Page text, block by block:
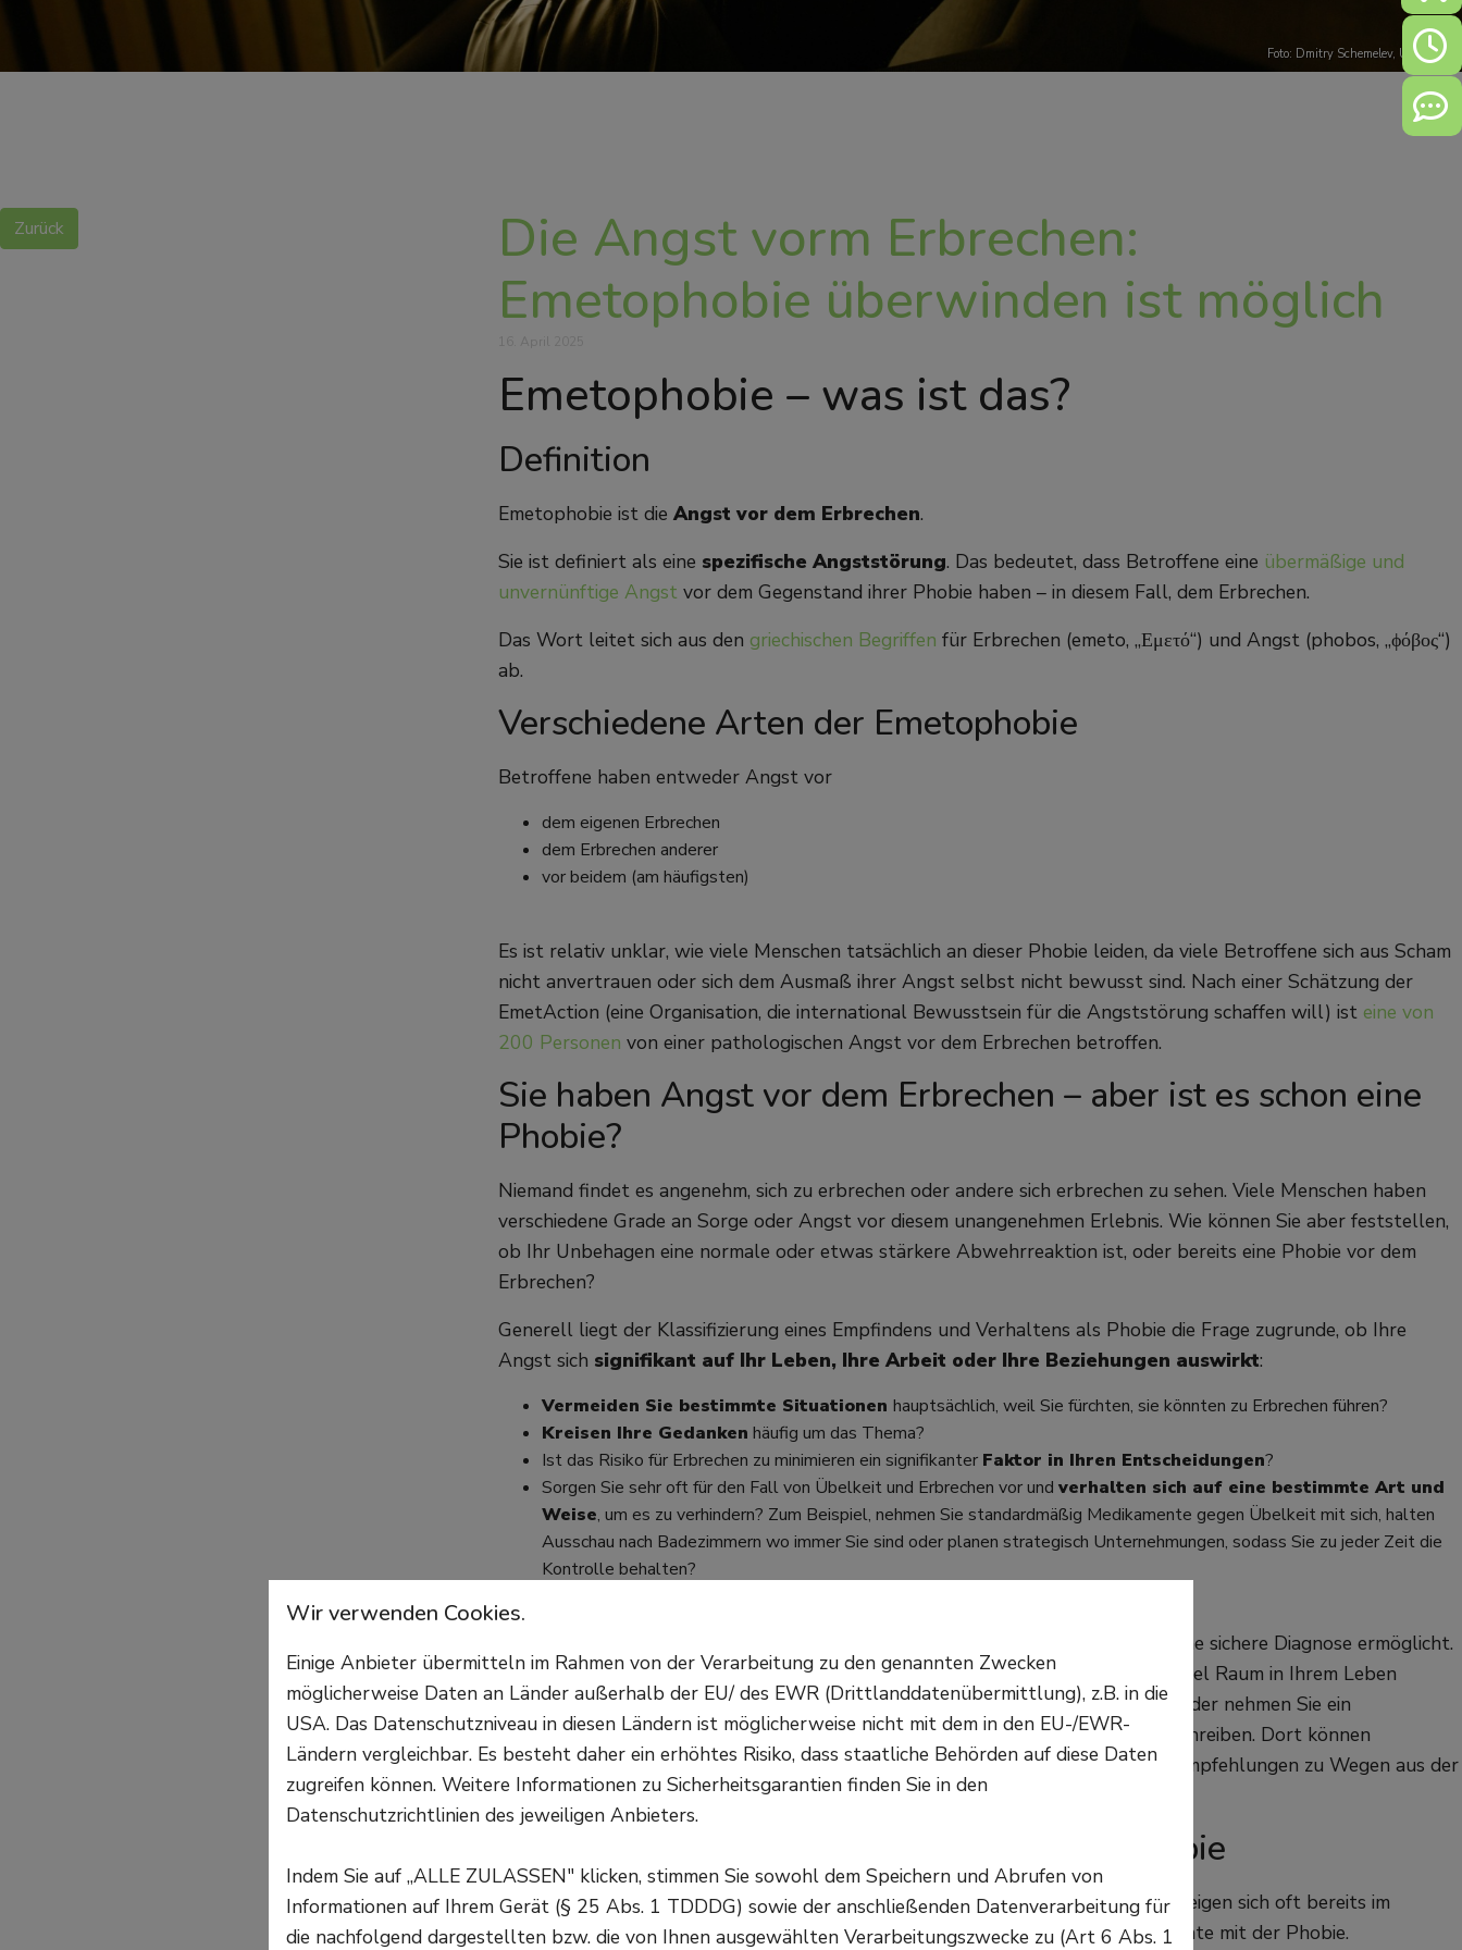
Foto: Dmitry Schemelev, Unsplash
Zurück
Die Angst vorm Erbrechen:
Emetophobie überwinden ist möglich
Emetophobie – was ist das?
Definition
Emetophobie ist die Angst vor dem Erbrechen.
Sie ist definiert als eine spezifische Angststörung. Das bedeutet, dass Betroffene eine übermäßige und
unvernünftige Angst vor dem Gegenstand ihrer Phobie haben – in diesem Fall, dem Erbrechen.
Das Wort leitet sich aus den griechischen Begriffen für Erbrechen (emeto, „Εμετό“) und Angst (phobos, „ϕόβος“)
ab.
Verschiedene Arten der Emetophobie
Betroffene haben entweder Angst vor
dem eigenen Erbrechen
dem Erbrechen anderer
vor beidem (am häufigsten)
Es ist relativ unklar, wie viele Menschen tatsächlich an dieser Phobie leiden, da viele Betroffene sich aus Scham
nicht anvertrauen oder sich dem Ausmaß ihrer Angst selbst nicht bewusst sind. Nach einer Schätzung der
EmetAction (eine Organisation, die international Bewusstsein für die Angststörung schaffen will) ist eine von
200 Personen von einer pathologischen Angst vor dem Erbrechen betroffen.
Sie haben Angst vor dem Erbrechen – aber ist es schon eine
Phobie?
Niemand findet es angenehm, sich zu erbrechen oder andere sich erbrechen zu sehen. Viele Menschen haben
verschiedene Grade an Sorge oder Angst vor diesem unangenehmen Erlebnis. Wie können Sie aber feststellen,
ob Ihr Unbehagen eine normale oder etwas stärkere Abwehrreaktion ist, oder bereits eine Phobie vor dem
Erbrechen?
Generell liegt der Klassifizierung eines Empfindens und Verhaltens als Phobie die Frage zugrunde, ob Ihre
Angst sich signifikant auf Ihr Leben, Ihre Arbeit oder Ihre Beziehungen auswirkt:
Vermeiden Sie bestimmte Situationen hauptsächlich, weil Sie fürchten, sie könnten zu Erbrechen führen?
Kreisen Ihre Gedanken häufig um das Thema?
Ist das Risiko für Erbrechen zu minimieren ein signifikanter Faktor in Ihren Entscheidungen?
Sorgen Sie sehr oft für den Fall von Übelkeit und Erbrechen vor und verhalten sich auf eine bestimmte Art und
Weise, um es zu verhindern? Zum Beispiel, nehmen Sie standardmäßig Medikamente gegen Übelkeit mit sich, halten
Ausschau nach Badezimmern wo immer Sie sind oder planen strategisch Unternehmungen, sodass Sie zu jeder Zeit die
Kontrolle behalten?
, das eine sichere Diagnose ermöglicht.
Wenn Sie das Gefühl haben, dass Ihre Sorge vor dem Erbrechen ungewöhnlich viel Raum in Ihrem Leben
einnimmt, und/oder Sie sich davon belastet fühlen, sprechen mit Ihrem Arzt oder nehmen Sie ein
psychotherapeutisches Erstgesprächin Anspruch, in dem Sie Ihre Situation beschreiben. Dort können
Therapeuten Ihnen nach einem ausführlichen Gespräch eine Einschätzung und Empfehlungen zu Wegen aus der
Belastung geben.
Woher kommt die Angst? Ursachen der Phobie
Die genauen Ursachen der Emetophobie sindnicht bekannt. Erste Symptome zeigen sich oft bereits im
Kindesalter(um 10 Jahre) und viele Betroffene haben eine langjährige Geschichte mit der Phobie.
Wir verwenden Cookies.
Einige Anbieter übermitteln im Rahmen von der Verarbeitung zu den genannten Zwecken
möglicherweise Daten an Länder außerhalb der EU/ des EWR (Drittlanddatenübermittlung), z.B. in die
USA. Das Datenschutzniveau in diesen Ländern ist möglicherweise nicht mit dem in den EU-/EWR-
Ländern vergleichbar. Es besteht daher ein erhöhtes Risiko, dass staatliche Behörden auf diese Daten
zugreifen können. Weitere Informationen zu Sicherheitsgarantien finden Sie in den
Datenschutzrichtlinien des jeweiligen Anbieters.
Indem Sie auf „ALLE ZULASSEN" klicken, stimmen Sie sowohl dem Speichern und Abrufen von
Informationen auf Ihrem Gerät (§ 25 Abs. 1 TDDDG) sowie der anschließenden Datenverarbeitung für
die nachfolgend dargestellten bzw. die von Ihnen ausgewählten Verarbeitungszwecke zu (Art 6 Abs. 1